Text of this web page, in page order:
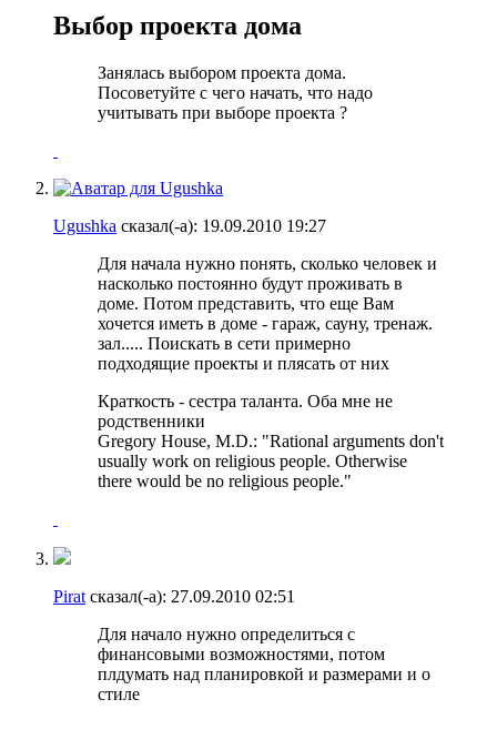
Выбор проекта дома
Занялась выбором проекта дома.
Посоветуйте с чего начать, что надо
учитывать при выборе проекта ?
Ugushka сказал(-а): 19.09.2010 19:27
Для начала нужно понять, сколько человек и
насколько постоянно будут проживать в
доме. Потом представить, что еще Вам
хочется иметь в доме - гараж, сауну, тренаж.
зал..... Поискать в сети примерно
подходящие проекты и плясать от них
Краткость - сестра таланта. Оба мне не
родственники
Gregory House, M.D.: "Rational arguments don't
usually work on religious people. Otherwise
there would be no religious people."
Pirat сказал(-а): 27.09.2010 02:51
Для начало нужно определиться с
финансовыми возможностями, потом
плдумать над планировкой и размерами и о
стиле